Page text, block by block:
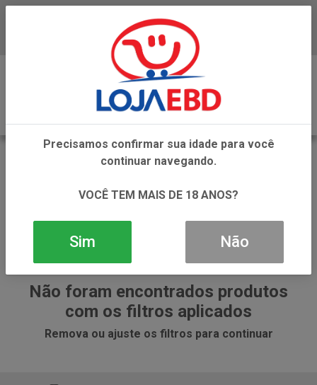
Não foram encontrados produtos
com os filtros aplicados
Remova ou ajuste os filtros para continuar
Precisamos confirmar sua idade para você
continuar navegando.
VOCÊ TEM MAIS DE 18 ANOS?
Sim Não